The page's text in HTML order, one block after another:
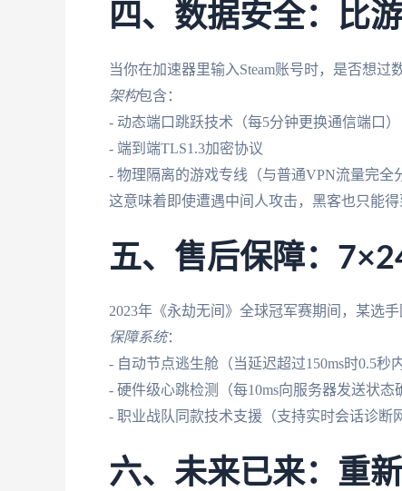
四、数据安全：比
当你在加速器里输入Steam账号时，是否想
架构包含：
- 动态端口跳跃技术（每5分钟更换通信端口）
- 端到端TLS1.3加密协议
- 物理隔离的游戏专线（与普通VPN流量完全
这意味着即使遭遇中间人攻击，黑客也只能得
五、售后保障：
2023年《永劫无间》全球冠军赛期间，某选
保障系统：
- 自动节点逃生舱（当延迟超过150ms时0.5秒
- 硬件级心跳检测（每10ms向服务器发送状态
- 职业战队同款技术支援（支持实时会话诊断
六、未来已来：重